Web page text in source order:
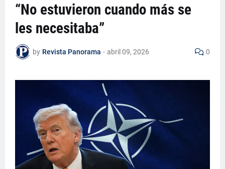
“No estuvieron cuando más se
les necesitaba”
by Revista Panorama - abril 09, 2026 0